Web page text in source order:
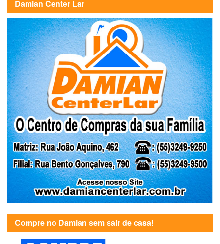
Damian Center Lar
Compre no Damian sem sair de casa!